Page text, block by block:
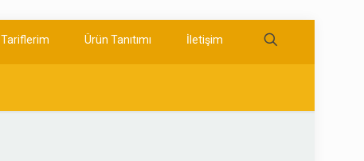
Tariflerim Ürün Tanıtımı İletişim